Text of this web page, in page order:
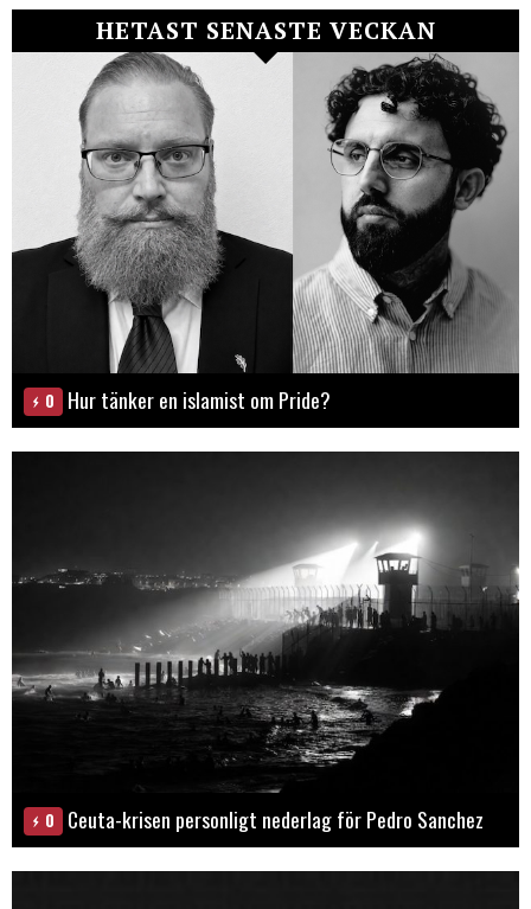
HETAST SENASTE VECKAN
0 Hur tänker en islamist om Pride?
0 Ceuta-krisen personligt nederlag för Pedro Sanchez